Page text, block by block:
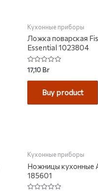
Кухонные приборы
Ложка поварская
Essential 1023804
Rated
0
out
17,10Br
Buy product
Кухонные приборы
Ножницы кухонные
185601